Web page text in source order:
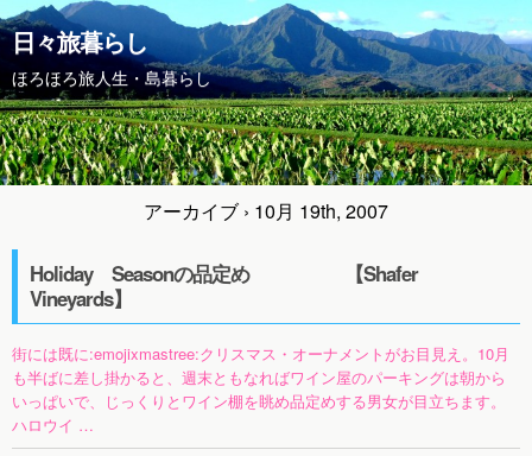
日々旅暮らし
ほろほろ旅人生・島暮らし
アーカイブ › 10月 19th, 2007
Holiday Seasonの品定め 【Shafer
Vineyards】
街には既に:emojixmastree:クリスマス・オーナメントがお目見え。10月
も半ばに差し掛かると、週末ともなればワイン屋のパーキングは朝から
いっぱいで、じっくりとワイン棚を眺め品定めする男女が目立ちます。
ハロウイ …